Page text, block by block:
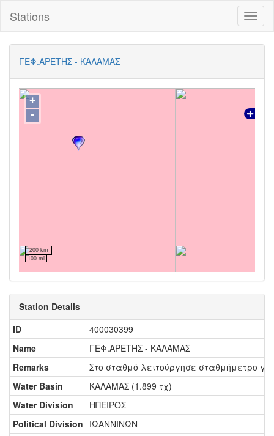
Stations
ΓΕΦ.ΑΡΕΤΗΣ - ΚΑΛΑΜΑΣ
+
-
200 km
100 mi
Station Details
ID
400030399
Name
ΓΕΦ.ΑΡΕΤΗΣ - ΚΑΛΑΜΑΣ
Remarks
Στο σταθμό λειτούργησε σταθμήμετρο
Water Basin
ΚΑΛΑΜΑΣ (1.899 τχ)
Water Division
ΗΠΕΙΡΟΣ
Political Division ΙΩΑΝΝΙΝΩΝ